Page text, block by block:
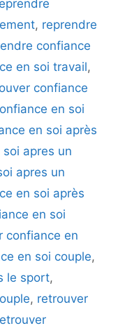
, reprendre
confiance
en soi travail,
confiance
en soi
en soi après
apres un
apres un
en soi après
en soi
confiance en
en soi couple,
le sport,
, retrouver